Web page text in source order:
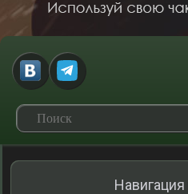
Навигация